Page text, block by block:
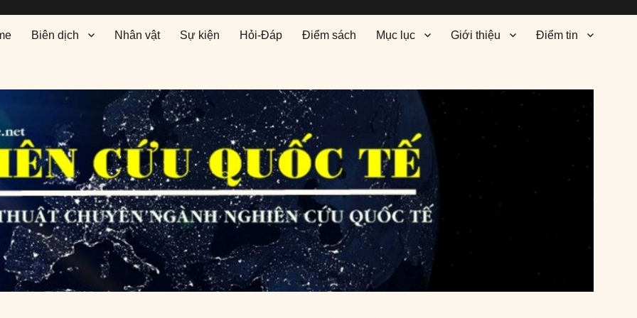
Biên dịch Nhân vật Sự kiện Hỏi-Đáp Điểm sách Mục lục Giới thiệu Điểm tin